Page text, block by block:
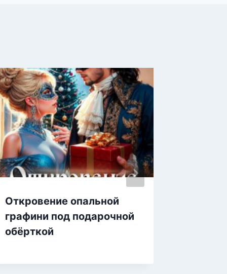
Откровение опальной
графини под подарочной
обёрткой